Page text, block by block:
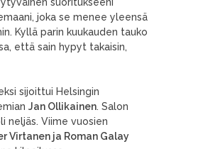
joka se menee yleensä
Kyllä parin kuukauden tauko
että sain hypyt takaisin,
sijoittui Helsingin
Jan Ollikainen. Salon
neljäs. Viime vuosien
Virtanen ja Roman Galay